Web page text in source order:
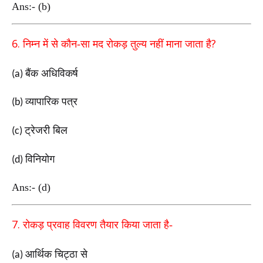
Ans:- (b)
6.निम्न में से कौन-सा मद रोकड़ तुल्य नहीं माना जाता है?
(a)बैंक अधिविकर्ष
(b)व्यापारिक पत्र
(c)ट्रेजरी बिल
(d)विनियोग
Ans:- (d)
7.रोकड़ प्रवाह विवरण तैयार किया जाता है-
(a) आर्थिक चिट्ठा से